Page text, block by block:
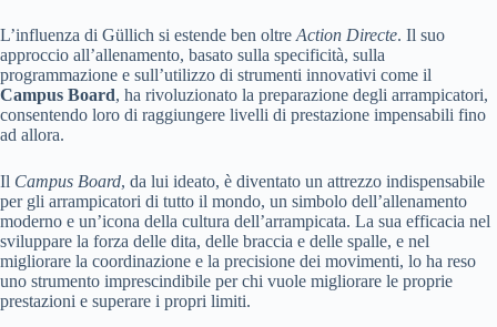
L’influenza di Güllich si estende ben oltre Action Directe. Il suo
approccio all’allenamento, basato sulla specificità, sulla
programmazione e sull’utilizzo di strumenti innovativi come il
Campus Board, ha rivoluzionato la preparazione degli arrampicatori,
consentendo loro di raggiungere livelli di prestazione impensabili fino
ad allora.
Il Campus Board, da lui ideato, è diventato un attrezzo indispensabile
per gli arrampicatori di tutto il mondo, un simbolo dell’allenamento
moderno e un’icona della cultura dell’arrampicata. La sua efficacia nel
sviluppare la forza delle dita, delle braccia e delle spalle, e nel
migliorare la coordinazione e la precisione dei movimenti, lo ha reso
uno strumento imprescindibile per chi vuole migliorare le proprie
prestazioni e superare i propri limiti.